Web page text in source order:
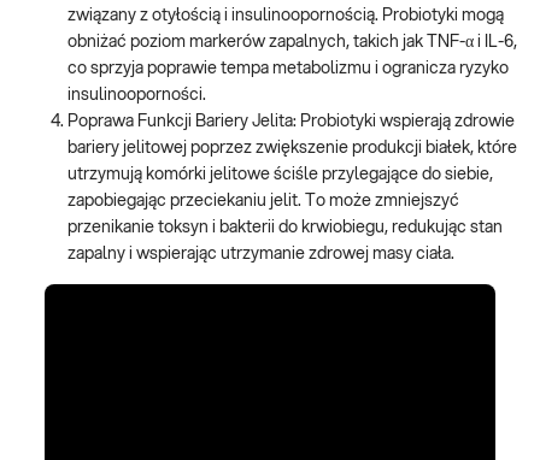
związany z otyłością i insulinoopornością. Probiotyki mogą
obniżać poziom markerów zapalnych, takich jak TNF-α i IL-6,
co sprzyja poprawie tempa metabolizmu i ogranicza ryzyko
insulinooporności.
Poprawa Funkcji Bariery Jelita: Probiotyki wspierają zdrowie
bariery jelitowej poprzez zwiększenie produkcji białek, które
utrzymują komórki jelitowe ściśle przylegające do siebie,
zapobiegając przeciekaniu jelit. To może zmniejszyć
przenikanie toksyn i bakterii do krwiobiegu, redukując stan
zapalny i wspierając utrzymanie zdrowej masy ciała.